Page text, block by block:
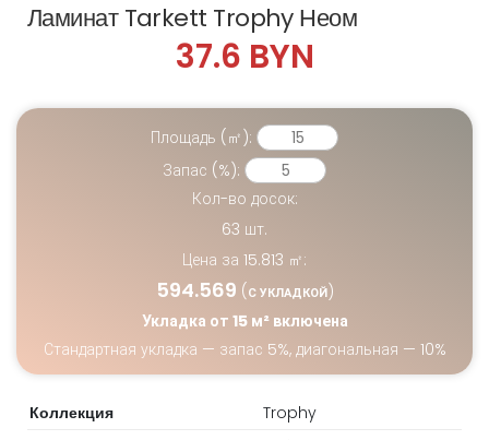
Ламинат Tarkett Trophy Неом
37.6 BYN
Площадь (㎡):
Запас (%):
Кол-во досок:
63 шт.
Цена за 15.813 ㎡:
594.569 (С УКЛАДКОЙ)
Укладка от 15 м² включена
Стандартная укладка — запас 5%, диагональная — 10%
Коллекция
Trophy